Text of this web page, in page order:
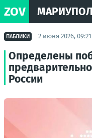
ZOV
ПАБЛИКИ 2 июня 2026, 09:21
Определены
России